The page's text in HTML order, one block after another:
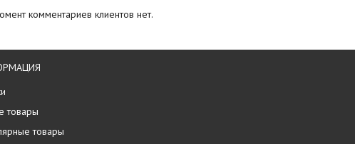
комментариев клиентов нет.
товары
товары